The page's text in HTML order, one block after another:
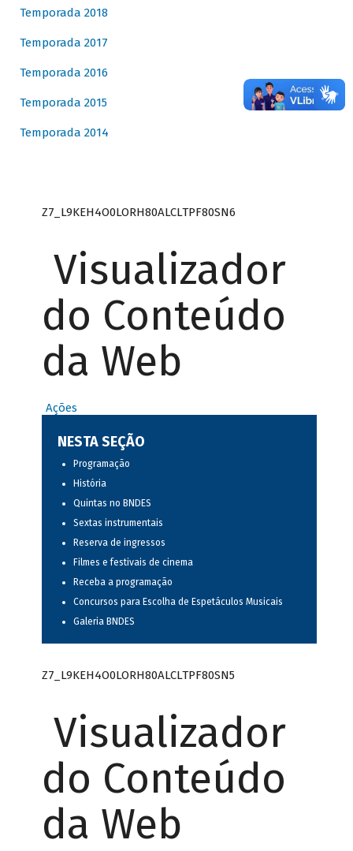
Temporada 2018
Temporada 2017
Temporada 2016
Temporada 2015
Temporada 2014
Z7_L9KEH4O0LORH80ALCLTPF80SN6
Visualizador
do Conteúdo
da Web
Ações
NESTA SEÇÃO
Programação
História
Quintas no BNDES
Sextas instrumentais
Reserva de ingressos
Filmes e festivais de cinema
Receba a programação
Concursos para Escolha de Espetáculos Musicais
Galeria BNDES
Z7_L9KEH4O0LORH80ALCLTPF80SN5
Visualizador
do Conteúdo
da Web